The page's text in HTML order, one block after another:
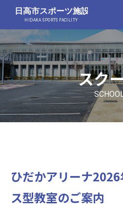
スク
ひだかアリーナ
ス型教室のご案内